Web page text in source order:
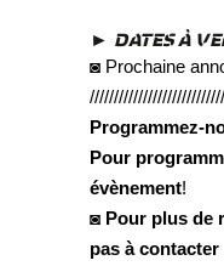
► DATES À
◙ Prochaine
Programmez-
Pour
évènement!
◙ Pour plus de
pas à contacter